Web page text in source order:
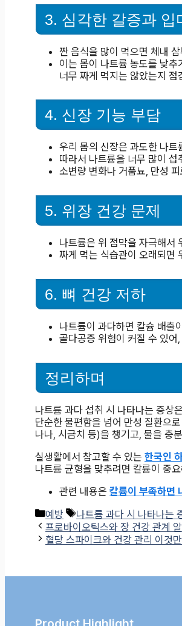
3. 심각한 갈증과 입
짠 음식을 많이 먹으면 체내
이는 몸이 나트륨 농도를 낮
너무 짜게 먹지는 않았는지 점
4. 신장 기능 부담
우리 몸의 신장은 과도한 나
따라서 나트륨을 너무 많이
소변량 변화나 거품뇨, 만성
5. 위장 건강 문제
나트륨은 위 점막을 자극해서
짜게 먹는 식습관이 오래되면
6. 뼈 건강 저하
나트륨이 과다하면 칼슘 배출
골다공증 위험이 커질 수 있
정리하며
나트륨 과다 섭취 시 나타나는 증상
단순한 불편함을 넘어 만성 질환으
나나, 시금치 등)을 챙기고, 물을 충
실생활에서 참고할 수 있는 한국인
나트륨 균형을 맞추려면 칼륨이 중
관련 내용은 칼륨이 부족하면
카
테
고
예방
태
그
나트륨 과다 시 나타나는
프로바이오틱스와 장 건강 관계
혈당 스파이크와 건강 관리 이것